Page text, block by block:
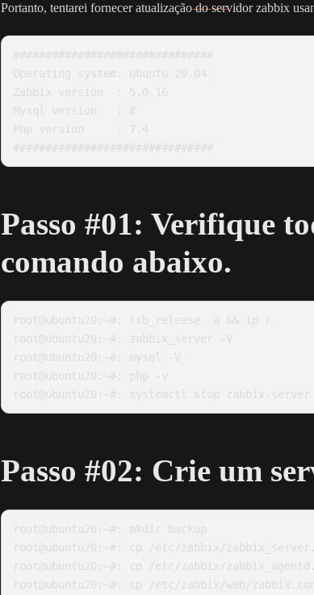
Portanto, tentarei fornecer atualização do servidor zabbix
###############################
Operating system: ubuntu 20.04
Zabbix version	: 5.0.16
Mysql version	: 8
Php version	: 7.4
###############################
Passo #01: Verifique
comando abaixo.
root@ubuntu20:~#: lsb_release -a && ip r
root@ubuntu20:~#: zabbix_server -V
root@ubuntu20:~#: mysql -V
root@ubuntu20:~#: php -v
Passo #02: Crie um
root@ubuntu20:~#: mkdir backup
root@ubuntu20:~#: cp /etc/zabbix/
root@ubuntu20:~#: cp /etc/zabbix/
root@ubuntu20:~#: cp /etc/zabbix/web/